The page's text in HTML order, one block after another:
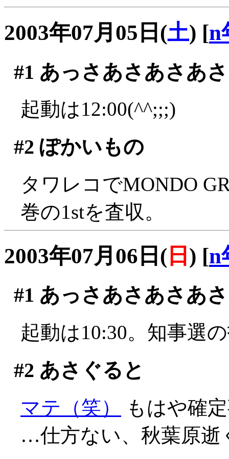
2003年07月05日(土) [n
#1 あっさあさあさあ
起動は12:00(^^;;;)
#2 ぽかいもの
タワレコでMONDO
巻の1stを査収。
2003年07月06日( 日 ) [n
#1 あっさあさあさあ
起動は10:30。知事選
#2 あさぐると
マテ（笑）
もはや確
…仕方ない、秋葉原逝